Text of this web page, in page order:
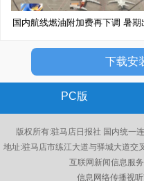
国内航线燃油附加费再下调 暑期
下载安
PC版
版权所有:驻马店日报社 国内统一
地址:驻马店市练江大道与驿城大道交
互联网新闻信息服
信息网络传播视